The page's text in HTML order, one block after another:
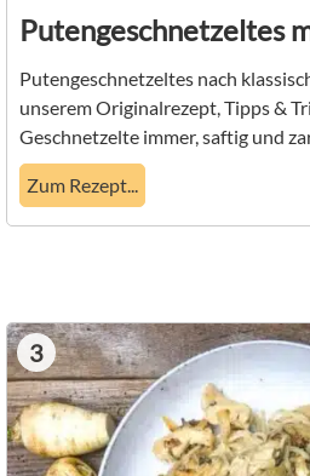
Putengeschnetzeltes
Putengeschnetzeltes nach
unserem Originalrezept, Tipps &
Geschnetzelte immer, saftig und
Zum Rezept...
3